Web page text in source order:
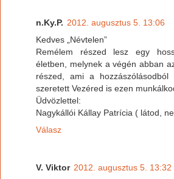
n.Ky.P. 2012. augusztus 5. 13:06
Kedves „Névtelen”
Remélem részed lesz egy
életben, melynek a végén abban
részed, ami a hozzászólásodból
szeretett Vezéred is ezen
Üdvözlettel:
Nagykállói Kállay Patrícia ( látod,
Válasz
V. Viktor 2012. augusztus 5. 13:32